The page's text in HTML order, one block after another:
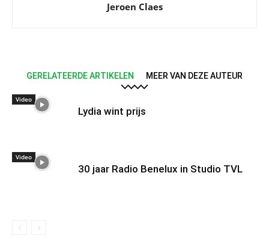
Jeroen Claes
GERELATEERDE ARTIKELEN MEER VAN DEZE AUTEUR
Video
Lydia wint prijs
Video
30 jaar Radio Benelux in Studio TVL